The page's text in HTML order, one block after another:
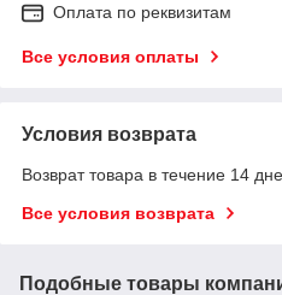
Оплата по реквизитам
Все условия оплаты
Условия возврата
Возврат товара в течение 14
Все условия возврата
Подобные товары